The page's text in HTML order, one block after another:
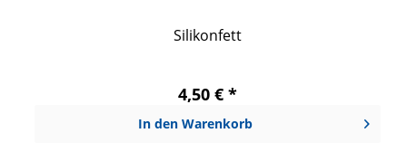
Silikonfett
4,50 € *
In den Warenkorb